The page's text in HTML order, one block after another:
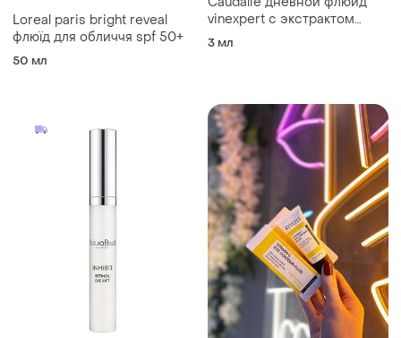
Loreal paris bright reveal
флюїд для обличчя spf 50+
50 мл
vinexpert с экстрактом
винограда для сухой кожи
3 мл